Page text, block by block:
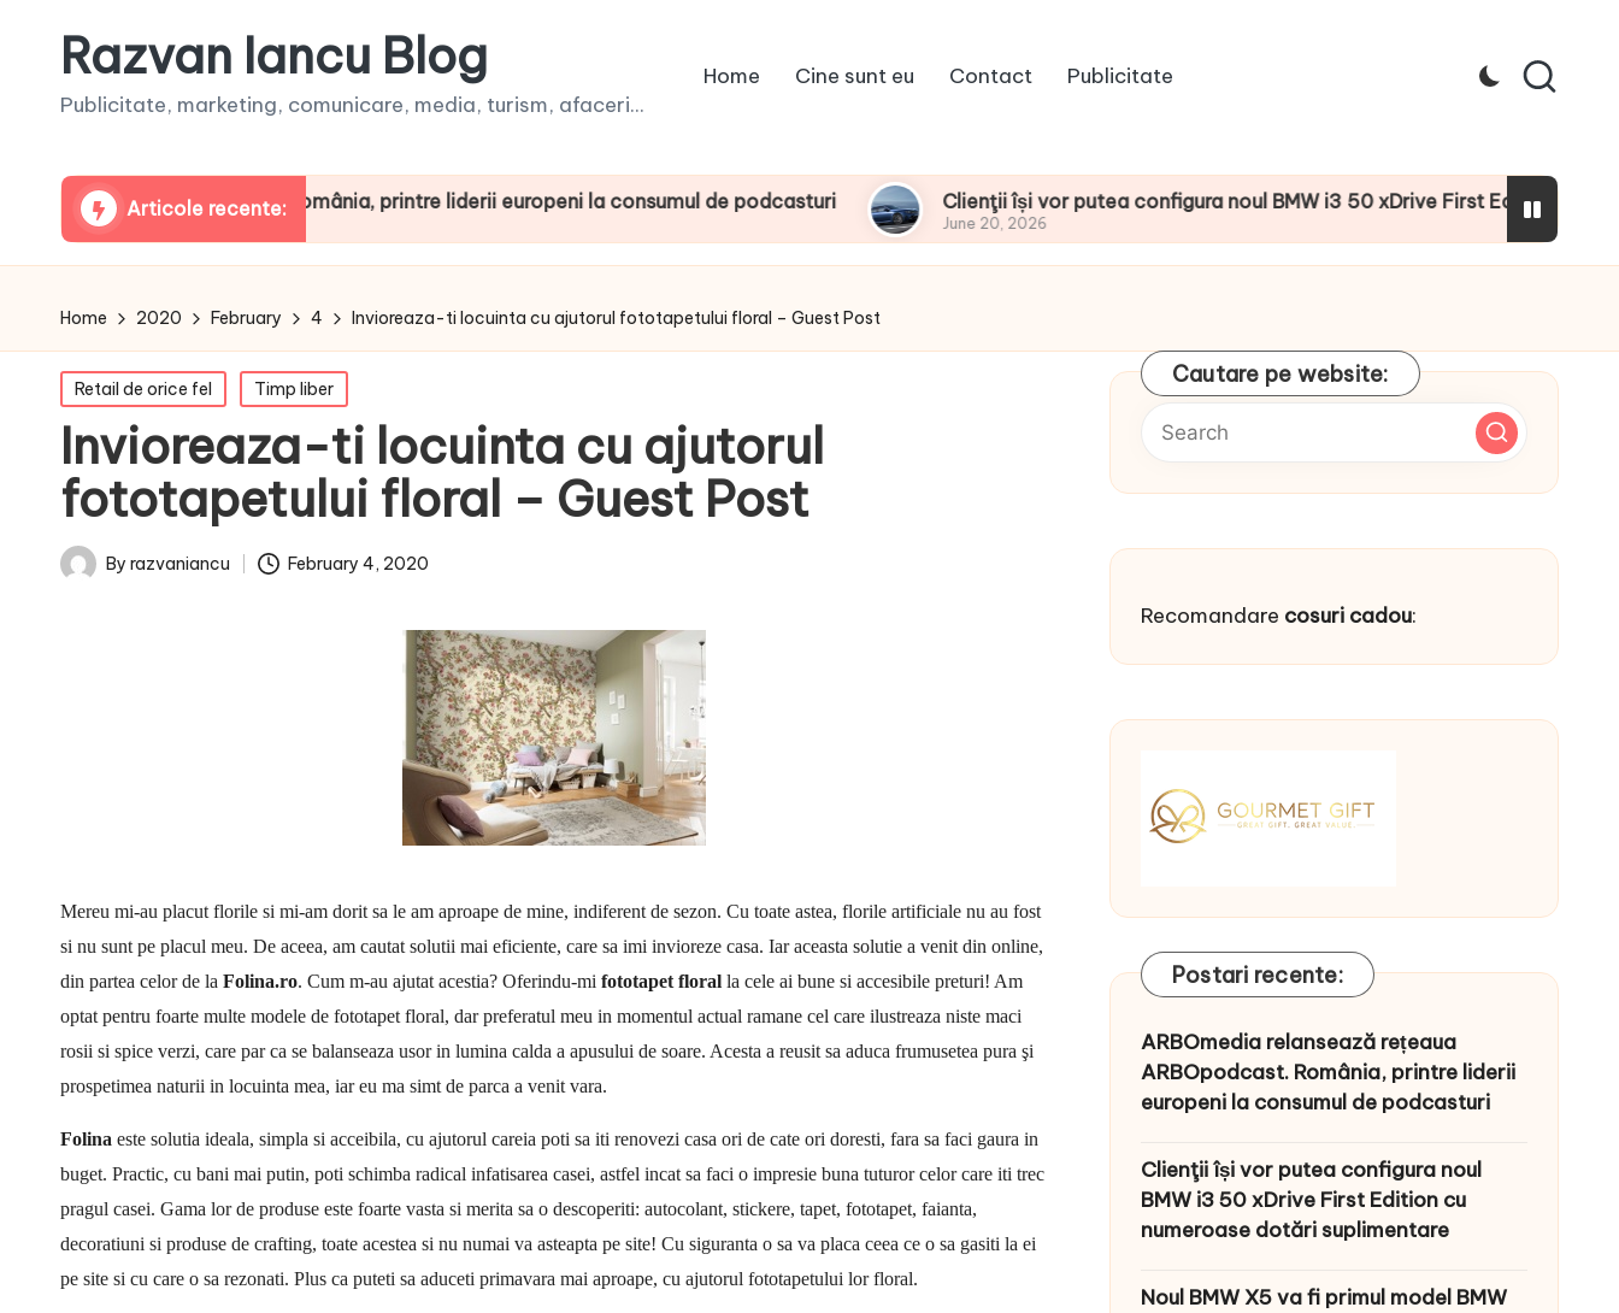
Razvan Iancu Blog
Publicitate, marketing, comunicare, media, turism, afaceri...
Home Cine sunt eu Contact Publicitate
Articole recente:
ARBOpodcast. România, printre liderii europeni la consumul de podcasturi Clienţii își vor putea configura noul BMW i3 50 xDrive First Edition cu numeroase
June 20, 2026
Home 2020 February 4 Invioreaza-ti locuinta cu ajutorul fototapetului floral – Guest Post
Posted
in
Retail de orice fel Timp liber
Invioreaza-ti locuinta cu ajutorul
fototapetului floral – Guest Post
PostedBy razvaniancu February 4, 2020
Mereu mi-au placut florile si mi-am dorit sa le am aproape de mine, indiferent de sezon. Cu toate astea, florile artificiale nu au fost
si nu sunt pe placul meu. De aceea, am cautat solutii mai eficiente, care sa imi invioreze casa. Iar aceasta solutie a venit din online,
din partea celor de la Folina.ro. Cum m-au ajutat acestia? Oferindu-mi fototapet floral la cele ai bune si accesibile preturi! Am
optat pentru foarte multe modele de fototapet floral, dar preferatul meu in momentul actual ramane cel care ilustreaza niste maci
rosii si spice verzi, care par ca se balanseaza usor in lumina calda a apusului de soare. Acesta a reusit sa aduca frumusetea pura şi
prospetimea naturii in locuinta mea, iar eu ma simt de parca a venit vara.
Folina este solutia ideala, simpla si acceibila, cu ajutorul careia poti sa iti renovezi casa ori de cate ori doresti, fara sa faci gaura in
buget. Practic, cu bani mai putin, poti schimba radical infatisarea casei, astfel incat sa faci o impresie buna tuturor celor care iti trec
pragul casei. Gama lor de produse este foarte vasta si merita sa o descoperiti: autocolant, stickere, tapet, fototapet, faianta,
decoratiuni si produse de crafting, toate acestea si nu numai va asteapta pe site! Cu siguranta o sa va placa ceea ce o sa gasiti la ei
pe site si cu care o sa rezonati. Plus ca puteti sa aduceti primavara mai aproape, cu ajutorul fototapetului lor floral.
Cautare pe website:
Recomandare cosuri cadou:
Postari recente:
ARBOmedia relansează rețeaua
ARBOpodcast. România, printre liderii
europeni la consumul de podcasturi
Clienţii își vor putea configura noul
BMW i3 50 xDrive First Edition cu
numeroase dotări suplimentare
Noul BMW X5 va fi primul model BMW